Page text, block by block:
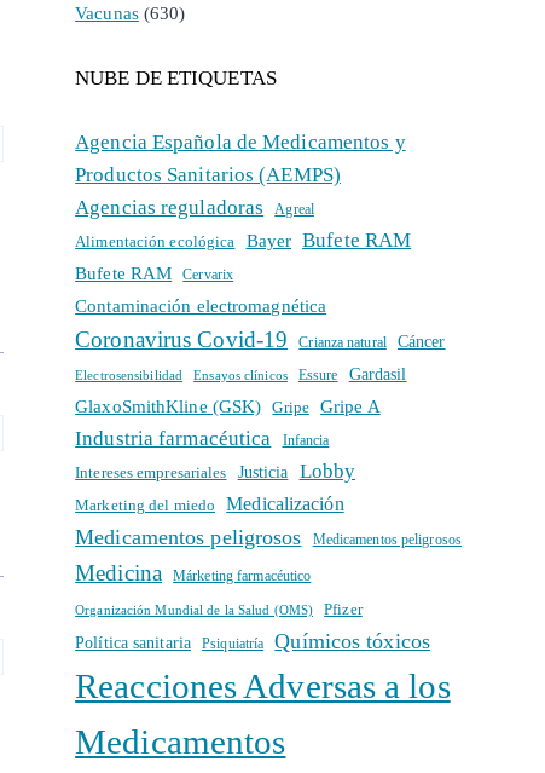
Vacunas(630)
NUBE DE ETIQUETAS
Agencia Española de Medicamentos y
Productos Sanitarios (AEMPS)
Agencias reguladoras
Agreal
Alimentación ecológica Bayer Bufete RAM
Bufete RAM Cervarix
Contaminación electromagnética
Coronavirus Covid-19 Crianza natural Cáncer
Electrosensibilidad Ensayos clínicos Essure Gardasil
GlaxoSmithKline (GSK) Gripe Gripe A
Industria farmacéutica Infancia
Intereses empresariales Justicia Lobby
Marketing del miedo Medicalización
Medicamentos peligrosos Medicamentos peligrosos
Medicina Márketing farmacéutico
Organización Mundial de la Salud (OMS) Pfizer
Política sanitaria Psiquiatría Químicos tóxicos
Reacciones Adversas a los
Medicamentos